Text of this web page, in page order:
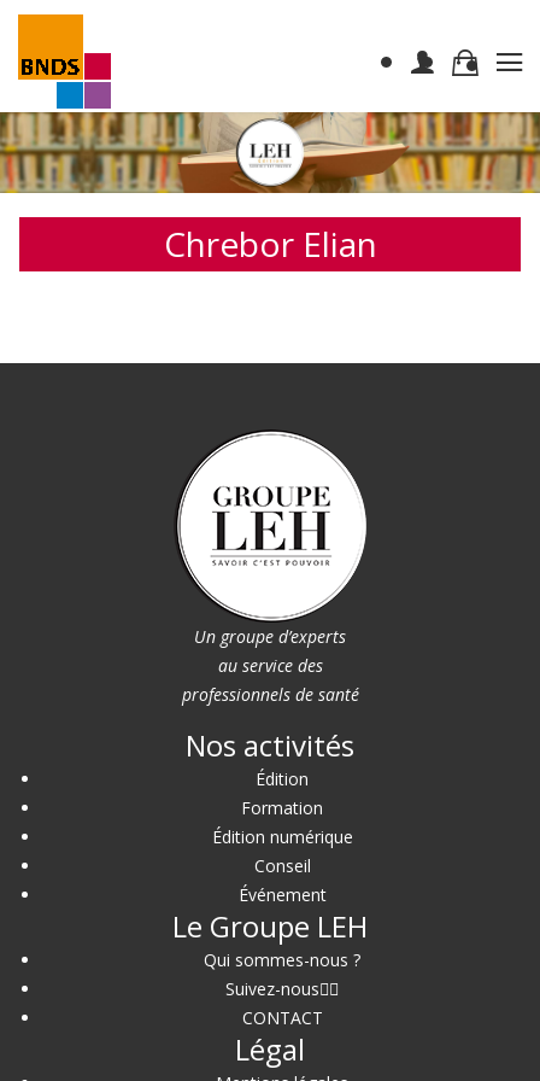
Chrebor Elian
Un groupe d’experts
au service des
professionnels de santé
Nos activités
Édition
Formation
Édition numérique
Conseil
Événement
Le Groupe LEH
Qui sommes-nous ?
Suivez-nous
CONTACT
Légal